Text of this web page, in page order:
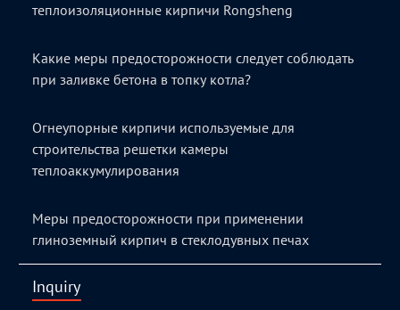
теплоизоляционные кирпичи Rongsheng
Какие меры предосторожности следует соблюдать
при заливке бетона в топку котла?
Огнеупорные кирпичи используемые для
строительства решетки камеры
теплоаккумулирования
Меры предосторожности при применении
глиноземный кирпич в стеклодувных печах
Inquiry